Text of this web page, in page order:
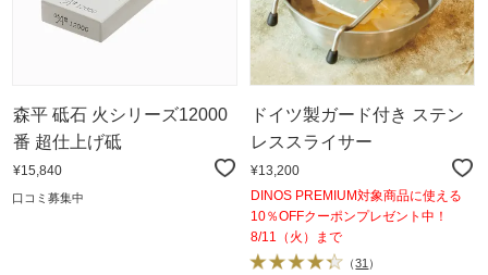
森平 砥石 火シリーズ12000
番 超仕上げ砥
¥15,840
口コミ募集中
ドイツ製ガード付き ステン
レススライサー
¥13,200
DINOS PREMIUM対象商品に使える
10％OFFクーポンプレゼント中！
8/11（火）まで
（31 ）